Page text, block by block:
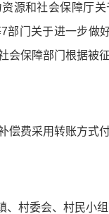
源和社会保障厅
部门关于进一步
会保障部门根据被
偿费采用转账方式
、村委会、村民小